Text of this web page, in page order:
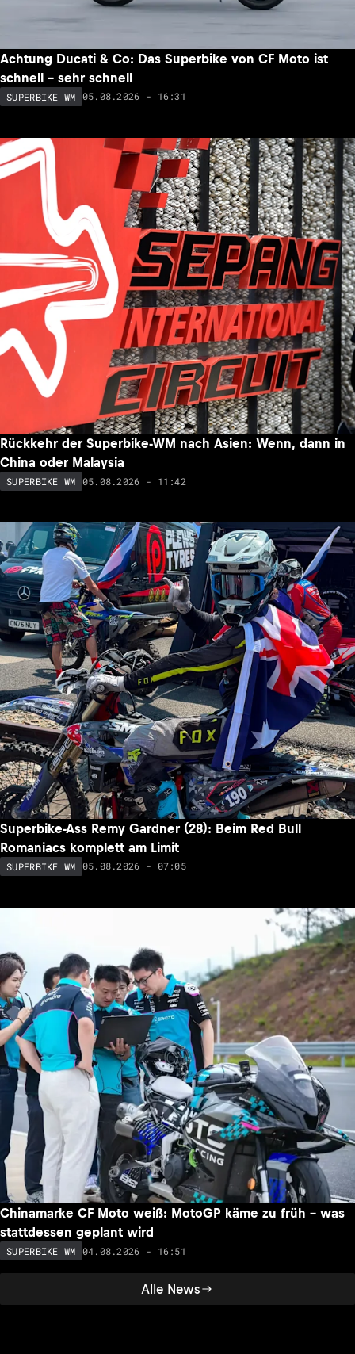
Alle News
Achtung Ducati & Co: Das Superbike von CF Moto ist
schnell – sehr schnell
SUPERBIKE WM 05.08.2026 - 16:31
Rückkehr der Superbike-WM nach Asien: Wenn, dann in
China oder Malaysia
SUPERBIKE WM 05.08.2026 - 11:42
Superbike-Ass Remy Gardner (28): Beim Red Bull
Romaniacs komplett am Limit
SUPERBIKE WM 05.08.2026 - 07:05
Chinamarke CF Moto weiß: MotoGP käme zu früh – was
stattdessen geplant wird
SUPERBIKE WM 04.08.2026 - 16:51